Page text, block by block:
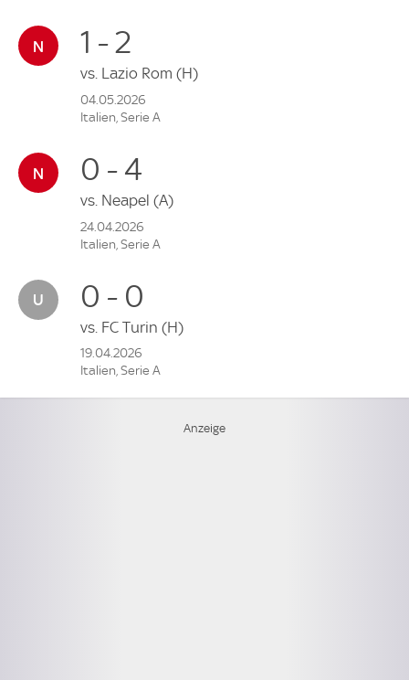
1 - 2
vs. Lazio Rom (H)
04.05.2026
Italien, Serie A
0 - 4
vs. Neapel (A)
24.04.2026
Italien, Serie A
0 - 0
vs. FC Turin (H)
19.04.2026
Italien, Serie A